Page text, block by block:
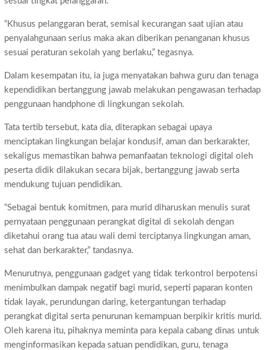
“Khusus pelanggaran berat, semisal kecurangan saat ujian atau
penyalahgunaan serius maka akan diberikan penanganan khusus
sesuai peraturan sekolah yang berlaku,” tegasnya.
Dalam kesempatan itu, ia juga menyatakan bahwa guru dan tenaga
kependidikan bertanggung jawab melakukan pengawasan terhadap
penggunaan handphone di lingkungan sekolah.
Tata tertib tersebut, kata dia, diterapkan sebagai upaya
menciptakan lingkungan belajar kondusif, aman dan berkarakter,
sekaligus memastikan bahwa pemanfaatan teknologi digital oleh
peserta didik dilakukan secara bijak, bertanggung jawab serta
mendukung tujuan pendidikan.
“Sebagai bentuk komitmen, para murid diharuskan menulis surat
pernyataan penggunaan perangkat digital di sekolah dengan
diketahui orang tua atau wali demi terciptanya lingkungan aman,
sehat dan berkarakter,” tandasnya.
Menurutnya, penggunaan gadget yang tidak terkontrol berpotensi
menimbulkan dampak negatif bagi murid, seperti paparan konten
tidak layak, perundungan daring, ketergantungan terhadap
perangkat digital serta penurunan kemampuan berpikir kritis murid.
Oleh karena itu, pihaknya meminta para kepala cabang dinas untuk
menginformasikan kepada satuan pendidikan, guru, tenaga